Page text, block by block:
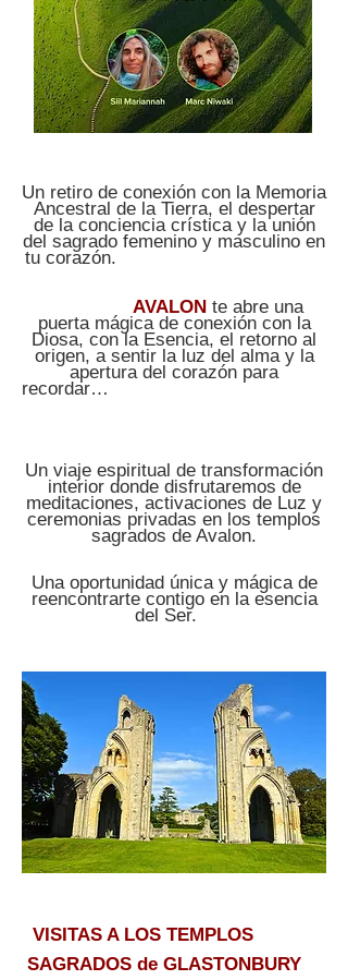
Un retiro de conexión con la Memoria
Ancestral de la Tierra, el despertar
de la conciencia crística y la unión
del sagrado femenino y masculino en
tu corazón.
AVALONte abre una
puerta mágica de conexión con la
Diosa, con la Esencia, el retorno al
origen, a sentir la luz del alma y la
apertura del corazón para
recordar…
Un viaje espiritual de transformación
interior donde disfrutaremos de
meditaciones, activaciones de Luz y
ceremonias privadas en los templos
sagrados de Avalon.
Una oportunidad única y mágica de
reencontrarte contigo en la esencia
del Ser.
VISITAS A LOS TEMPLOS
SAGRADOS de GLASTONBURY